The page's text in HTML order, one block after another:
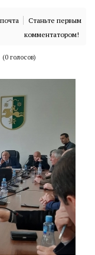
Станьте первым
комментатором!
(0 голосов)